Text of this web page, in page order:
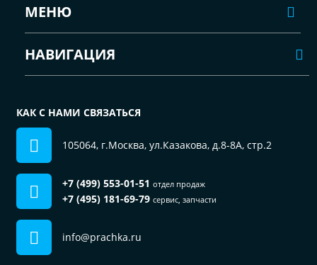
МЕНЮ
НАВИГАЦИЯ
КАК С НАМИ СВЯЗАТЬСЯ
105064, г.Москва, ул.Казакова, д.8-8А, стр.2
+7 (499) 553-01-51 отдел продаж
+7 (495) 181-69-79 сервис, запчасти
info@prachka.ru